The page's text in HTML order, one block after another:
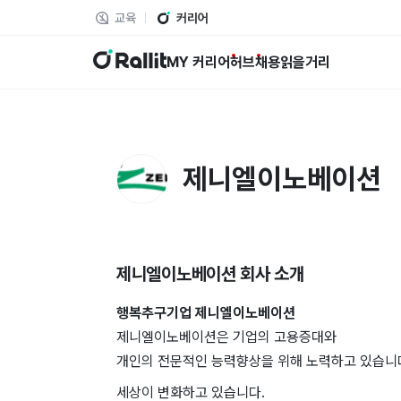
교육 커리어
랠릿 MY 커리어허브채용읽을거리
제니엘이노베이션
제니엘이노베이션 회사 소개
행복추구기업 제니엘이노베이션
제니엘이노베이션은 기업의 고용증대와
개인의 전문적인 능력향상을 위해 노력하고 있습니
세상이 변화하고 있습니다.